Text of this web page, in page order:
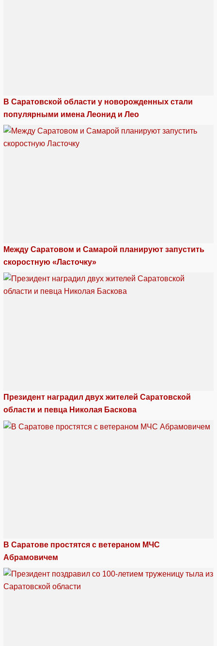
В Саратовской области у новорожденных стали
популярными имена Леонид и Лео
Между Саратовом и Самарой планируют запустить
скоростную «Ласточку»
Президент наградил двух жителей Саратовской
области и певца Николая Баскова
В Саратове простятся с ветераном МЧС
Абрамовичем